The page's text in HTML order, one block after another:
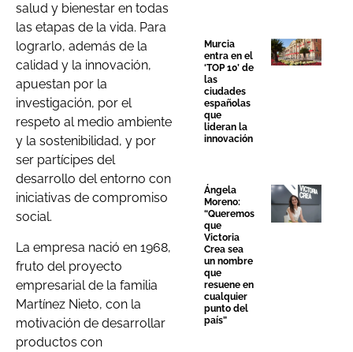
salud y bienestar en todas
las etapas de la vida. Para
lograrlo, además de la
calidad y la innovación,
apuestan por la
investigación, por el
respeto al medio ambiente
y la sostenibilidad, y por
ser partícipes del
desarrollo del entorno con
iniciativas de compromiso
social.
La empresa nació en 1968,
fruto del proyecto
empresarial de la familia
Martínez Nieto, con la
motivación de desarrollar
productos con
Murcia
entra en el
‘TOP 10’ de
las
ciudades
españolas
que
lideran la
innovación
Ángela
Moreno:
“Queremos
que
Victoria
Crea sea
un nombre
que
resuene en
cualquier
punto del
país”